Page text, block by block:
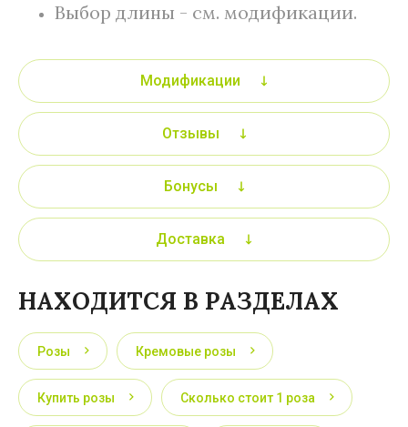
Выбор длины - см. модификации.
Модификации
Отзывы
Бонусы
Доставка
НАХОДИТСЯ В РАЗДЕЛАХ
Розы Кремовые розы
Купить розы Сколько стоит 1 роза